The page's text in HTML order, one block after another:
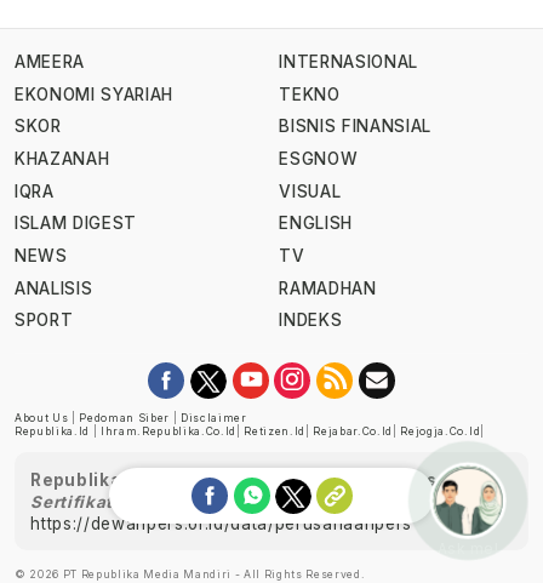
AMEERA
EKONOMI SYARIAH
SKOR
KHAZANAH
IQRA
ISLAM DIGEST
NEWS
ANALISIS
SPORT
INTERNASIONAL
TEKNO
BISNIS FINANSIAL
ESGNOW
VISUAL
ENGLISH
TV
RAMADHAN
INDEKS
About Us Pedoman Siber
Disclaimer
Republika.id
Ihram.republika.co.id Retizen.id Rejabar.co.id Rejogja.co.id
Republika telah diverifikasi oleh Dewan Pers
Sertifikat Nomor 1058/DP-Verifikasi/K/XII/2022
https://dewanpers.or.id/data/perusahaanpers
© 2026 PT Republika Media Mandiri - All Rights Reserved.
Ask me!